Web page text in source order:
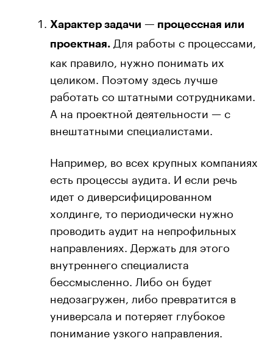
Характер задачи — процессная или
проектная. Для работы с процессами,
как правило, нужно понимать их
целиком. Поэтому здесь лучше
работать со штатными сотрудниками.
А на проектной деятельности — с
внештатными специалистами.
Например, во всех крупных компаниях
есть процессы аудита. И если речь
идет о диверсифицированном
холдинге, то периодически нужно
проводить аудит на непрофильных
направлениях. Держать для этого
внутреннего специалиста
бессмысленно. Либо он будет
недозагружен, либо превратится в
универсала и потеряет глубокое
понимание узкого направления.